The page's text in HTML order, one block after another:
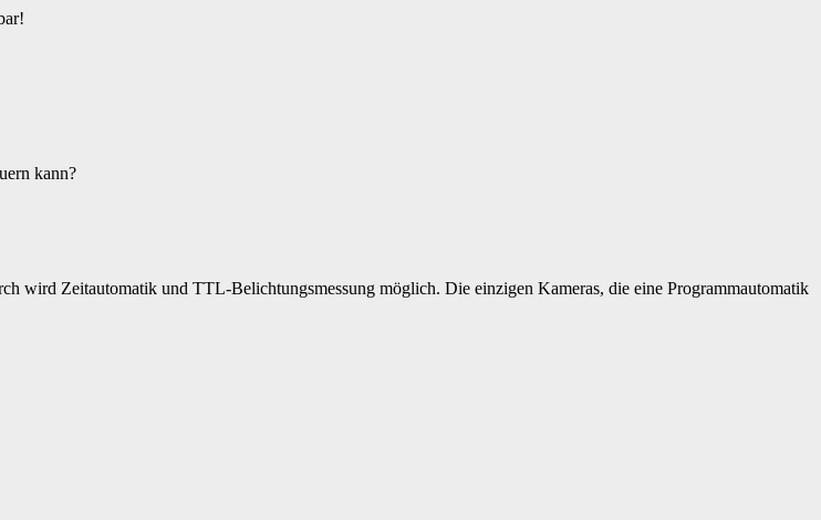
kann?
wird Zeitautomatik und TTL-Belichtungsmessung möglich. Die einzigen Kameras, die eine Programmautomatik